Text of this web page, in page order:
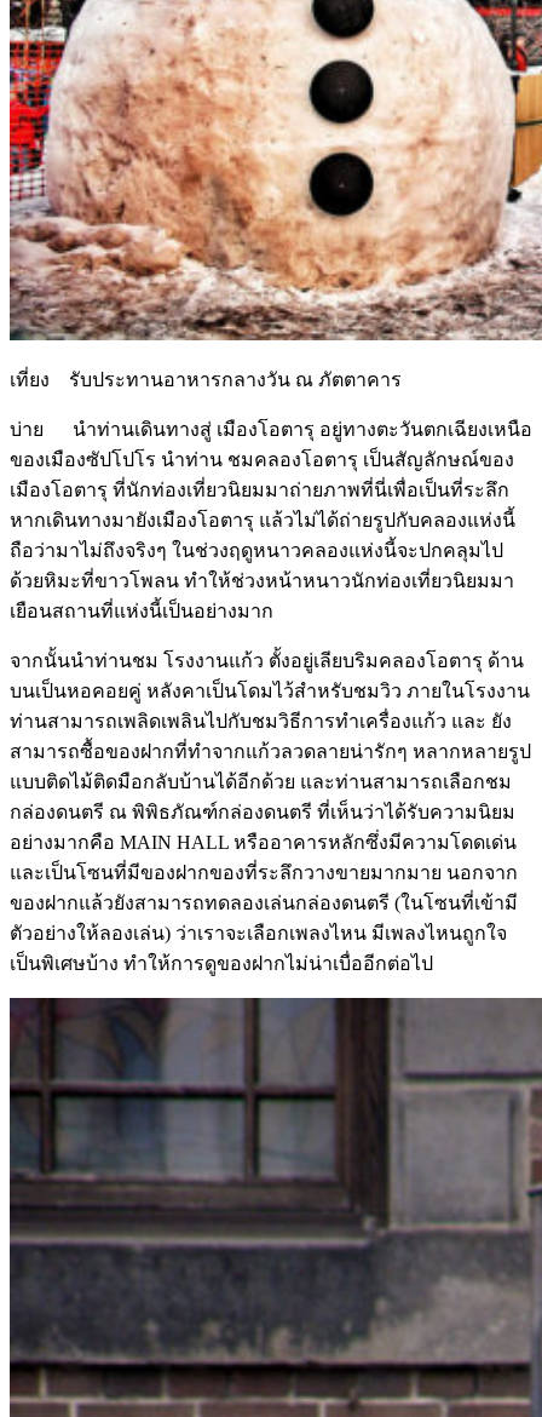
เที่ยง รับประทานอาหารกลางวัน ณ ภัตตาคาร
บ่าย นำท่านเดินทางสู่ เมืองโอตารุ อยู่ทางตะวันตกเฉียงเหนือ
ของเมืองซัปโปโร นำท่าน ชมคลองโอตารุ เป็นสัญลักษณ์ของ
เมืองโอตารุ ที่นักท่องเที่ยวนิยมมาถ่ายภาพที่นี่เพื่อเป็นที่ระลึก
หากเดินทางมายังเมืองโอตารุ แล้วไม่ได้ถ่ายรูปกับคลองแห่งนี้
ถือว่ามาไม่ถึงจริงๆ ในช่วงฤดูหนาวคลองแห่งนี้จะปกคลุมไป
ด้วยหิมะที่ขาวโพลน ทำให้ช่วงหน้าหนาวนักท่องเที่ยวนิยมมา
เยือนสถานที่แห่งนี้เป็นอย่างมาก
จากนั้นนำท่านชม โรงงานแก้ว ตั้งอยู่เลียบริมคลองโอตารุ ด้าน
บนเป็นหอคอยคู่ หลังคาเป็นโดมไว้สำหรับชมวิว ภายในโรงงาน
ท่านสามารถเพลิดเพลินไปกับชมวิธีการทำเครื่องแก้ว และ ยัง
สามารถซื้อของฝากที่ทำจากแก้วลวดลายน่ารักๆ หลากหลายรูป
แบบติดไม้ติดมือกลับบ้านได้อีกด้วย และท่านสามารถเลือกชม
กล่องดนตรี ณ พิพิธภัณฑ์กล่องดนตรี ที่เห็นว่าได้รับความนิยม
อย่างมากคือ MAIN HALL หรืออาคารหลักซึ่งมีความโดดเด่น
และเป็นโซนที่มีของฝากของที่ระลึกวางขายมากมาย นอกจาก
ของฝากแล้วยังสามารถทดลองเล่นกล่องดนตรี (ในโซนที่เข้ามี
ตัวอย่างให้ลองเล่น) ว่าเราจะเลือกเพลงไหน มีเพลงไหนถูกใจ
เป็นพิเศษบ้าง ทำให้การดูของฝากไม่น่าเบื่ออีกต่อไป